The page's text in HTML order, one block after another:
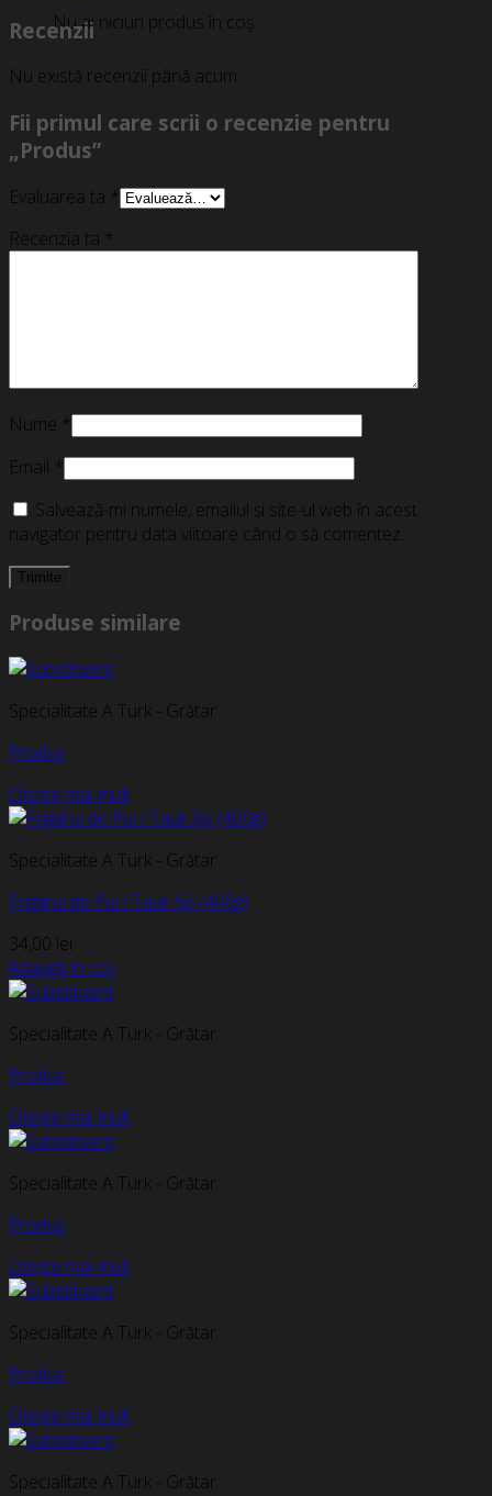
Nu ai niciun produs în coș.
Recenzii
Nu există recenzii până acum.
Fii primul care scrii o recenzie pentru
„Produs”
Evaluarea ta *
Recenzia ta *
Nume *
Email *
Salvează-mi numele, emailul și site-ul web în acest
navigator pentru data viitoare când o să comentez.
Produse similare
Specialitate A Turk - Grătar
Produs
Citește mai mult
Specialitate A Turk - Grătar
Frigărui de Pui / Tauk Șiș (400g)
34,00 lei
Adaugă în coș
Specialitate A Turk - Grătar
Produs
Citește mai mult
Specialitate A Turk - Grătar
Produs
Citește mai mult
Specialitate A Turk - Grătar
Produs
Citește mai mult
Specialitate A Turk - Grătar